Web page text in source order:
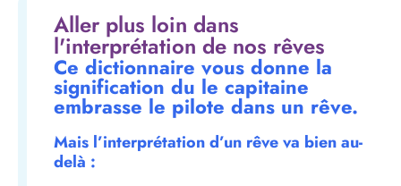
Aller plus loin dans
l'interprétation de nos rêves
Ce dictionnaire vous donne la
signification du le capitaine
embrasse le pilote dans un rêve.
Mais l’interprétation d’un rêve va bien au-
delà :